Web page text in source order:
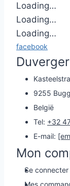
Loading…
Loading…
Loading…
facebook
9255
België
Tel: +32
E-mail:
Mon
Se connecter